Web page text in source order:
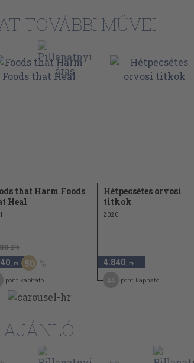
142TOVÁBBI MŰVEI
that Harm Foods
Heal
Ft
,-Ft 50
pont kapható
Hétpecsétes orvosi
titkok
2020
4.840 ,-Ft
pont kapható
AJÁNLÓ